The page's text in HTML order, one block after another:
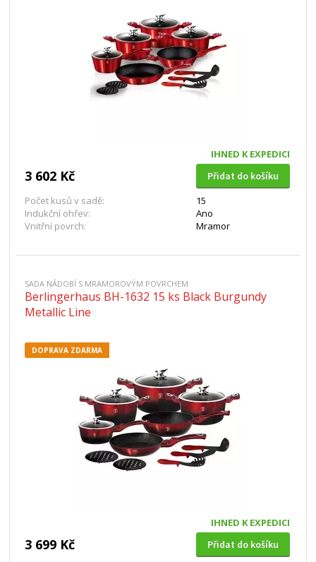
IHNED K EXPEDICI
3 602 Kč
Přidat do košíku
Počet kusů v sadě:
15
Indukční ohřev:
Ano
Vnitřní povrch:
Mramor
SADA NÁDOBÍ S MRAMOROVÝM POVRCHEM
Berlingerhaus BH-1632 15 ks Black Burgundy
Metallic Line
DOPRAVA ZDARMA
IHNED K EXPEDICI
3 699 Kč
Přidat do košíku